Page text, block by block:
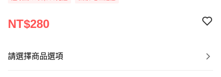
NT$280
請選擇商品選項